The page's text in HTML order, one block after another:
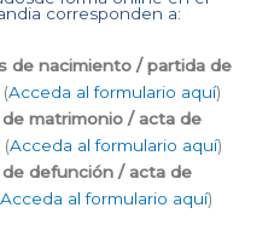
corresponden a:
de nacimiento / partida de
(Acceda al formulario aquí)
matrimonio / acta de
(Acceda al formulario aquí)
defunción / acta de
Acceda al formulario aquí)